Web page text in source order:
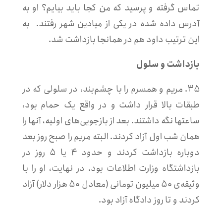
تماس گرفته و پرسید که من کجا باید بیایم؟ او به
آدرس داده شده در یکی از میادین شهر رفتند. به
این ترتیب داود هم در همانجا بازداشت شد.
بازداشت و سلول
۳۵. مریم و همسرم را با چشم‌بند، در سلولی که در
طبقات بالا قرار داشت و در واقع یک حمام بود،
ساعتها نگه داشتند. بعد از بازجویی‌های اولیه، آنها را
همان شب اول آزاد کردند. البته مریم را صبح روز بعد
دوباره بازداشت کردند و حدود ۴ یا ۵ روز در
بازداشتگاه وزارت اطلاعات بود. در نهایت، او را با
وثیقه‌ی ۵۰ میلیون تومانی (معادل ۵۰ هزار دلار) آزاد
کردند و تا روز دادگاه آزاد بود.